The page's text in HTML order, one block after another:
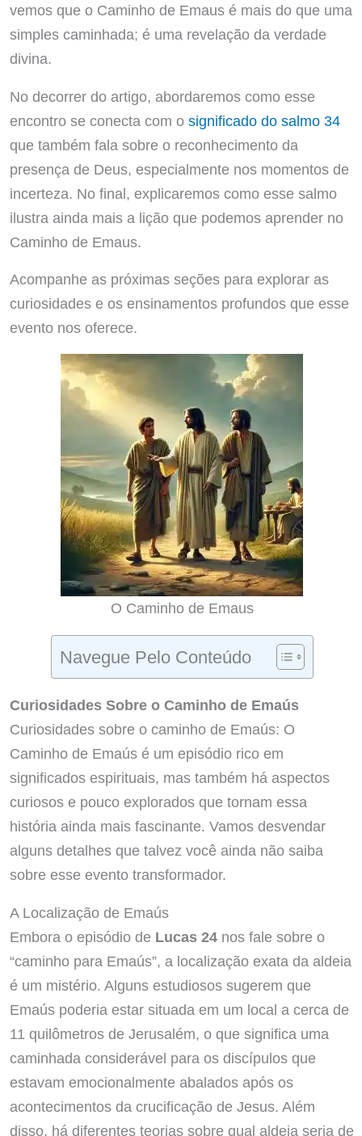
vemos que o Caminho de Emaus é mais do que uma
simples caminhada; é uma revelação da verdade
divina.
No decorrer do artigo, abordaremos como esse
encontro se conecta com o significado do salmo 34
que também fala sobre o reconhecimento da
presença de Deus, especialmente nos momentos de
incerteza. No final, explicaremos como esse salmo
ilustra ainda mais a lição que podemos aprender no
Caminho de Emaus.
Acompanhe as próximas seções para explorar as
curiosidades e os ensinamentos profundos que esse
evento nos oferece.
O Caminho de Emaus
Navegue Pelo Conteúdo
Curiosidades Sobre o Caminho de Emaús
Curiosidades sobre o caminho de Emaús: O
Caminho de Emaús é um episódio rico em
significados espirituais, mas também há aspectos
curiosos e pouco explorados que tornam essa
história ainda mais fascinante. Vamos desvendar
alguns detalhes que talvez você ainda não saiba
sobre esse evento transformador.
A Localização de Emaús
Embora o episódio de Lucas 24nos fale sobre o
“caminho para Emaús”, a localização exata da aldeia
é um mistério. Alguns estudiosos sugerem que
Emaús poderia estar situada em um local a cerca de
11 quilômetros de Jerusalém, o que significa uma
caminhada considerável para os discípulos que
estavam emocionalmente abalados após os
acontecimentos da crucificação de Jesus. Além
disso, há diferentes teorias sobre qual aldeia seria de